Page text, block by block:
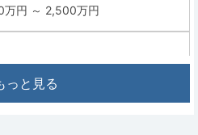
万円 ～ 2,500万円
OC免除可
っと見る